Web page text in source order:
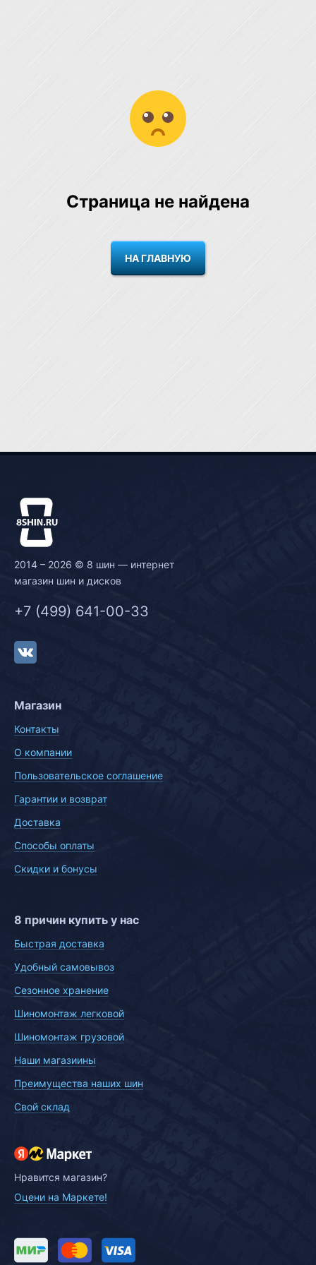
Страница не найдена
НА ГЛАВНУЮ
2014 – 2026 © 8 шин — интернет
магазин шин и дисков
+7 (499) 641-00-33
Магазин
Контакты
О компании
Пользовательское соглашение
Гарантии и возврат
Доставка
Способы оплаты
Скидки и бонусы
8 причин купить у нас
Быстрая доставка
Удобный самовывоз
Сезонное хранение
Шиномонтаж легковой
Шиномонтаж грузовой
Наши магазиины
Преимущества наших шин
Свой склад
Нравится магазин?
Оцени на Маркете!